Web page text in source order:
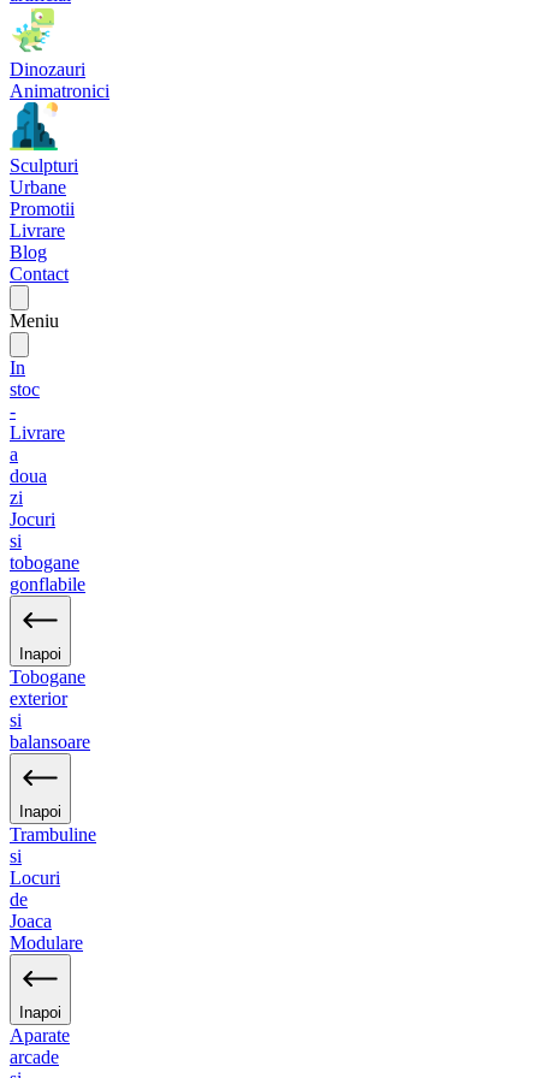
Dinozauri
Animatronici
Sculpturi
Urbane
Promotii
Livrare
Blog
Contact
Meniu
In
stoc
-
Livrare
a
doua
zi
Jocuri
si
tobogane
gonflabile
Inapoi
Tobogane
exterior
si
balansoare
Inapoi
Trambuline
si
Locuri
de
Joaca
Modulare
Inapoi
Aparate
arcade